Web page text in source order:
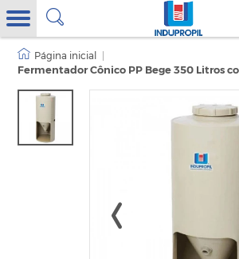
Fermentador Cônico PP Bege 350 Litros